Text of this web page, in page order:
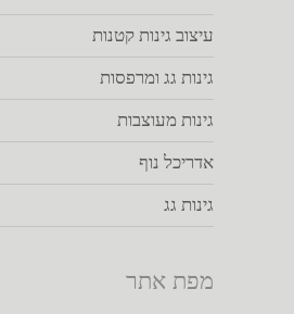
עיצוב גינות קטנות
גינות גג ומרפסות
גינות מעוצבות
אדריכל נוף
גינות גג
מפת אתר